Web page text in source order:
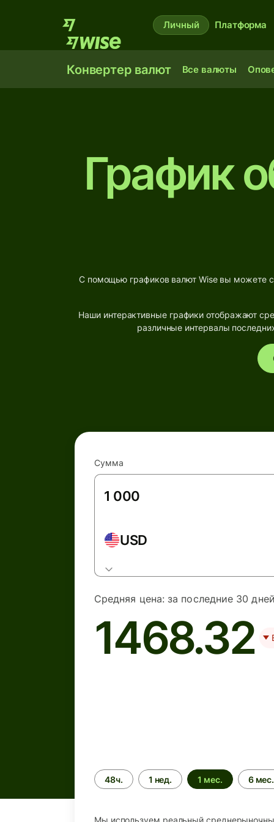
Личный Платформа
Конвертер валют Все валюты
График
С помощью графиков валют Wise вы можете с
Наши интерактивные графики отображают
различные интервалы
Сумма
USD
Средняя цена: за последние 30
1468.32
Период
времени
48ч. 1 нед. 1 мес. 6 мес.
Мы используем реальный